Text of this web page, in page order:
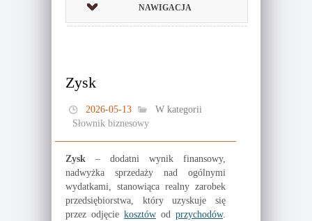
NAWIGACJA
Zysk
2026-05-13
W kategorii
Słownik biznesowy
Zysk – dodatni wynik finansowy,
nadwyżka sprzedaży nad ogólnymi
wydatkami, stanowiąca realny zarobek
przedsiębiorstwa, który uzyskuje się
przez odjęcie kosztów od przychodów.